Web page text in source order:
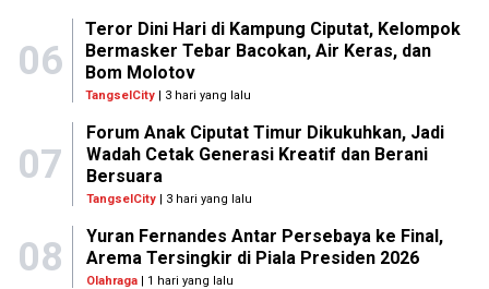
06
Teror Dini Hari di Kampung Ciputat, Kelompok
Bermasker Tebar Bacokan, Air Keras, dan
Bom Molotov
TangselCity | 3 hari yang lalu
07
Forum Anak Ciputat Timur Dikukuhkan, Jadi
Wadah Cetak Generasi Kreatif dan Berani
Bersuara
TangselCity| 3 hari yang lalu
08
Yuran Fernandes Antar Persebaya ke Final,
Arema Tersingkir di Piala Presiden 2026
Olahraga| 1 hari yang lalu